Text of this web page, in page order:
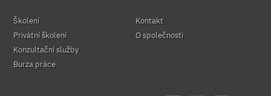
Školení
Privátní školení
Konzultační služby
Burza práce
Kontakt
O společnosti